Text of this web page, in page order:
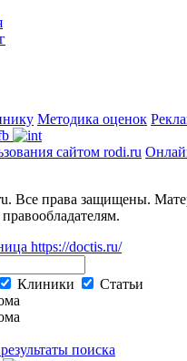
Методика оценок
сайтом rodi.ru
Все права защищены.
https://doctis.ru/
Клиники
Статьи
поиска